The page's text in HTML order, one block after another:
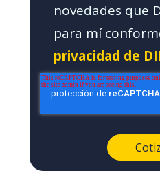
novedades que
para mí
privacidad de